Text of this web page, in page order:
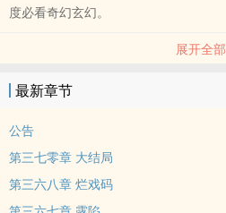
度必看奇幻玄幻。
展开全部
最新章节
公告
第三七零章 大结局
第三六八章 烂戏码